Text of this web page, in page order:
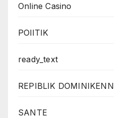
Online Casino
POlITIK
ready_text
REPIBLIK DOMINIKENN
SANTE